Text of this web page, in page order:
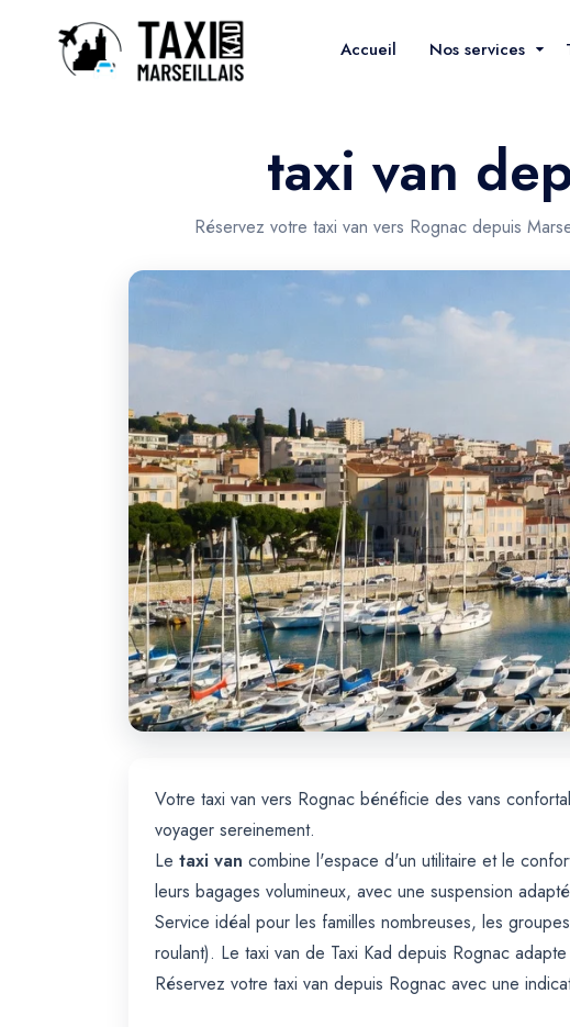
Accueil Nos services
taxi van
Réservez votre taxi van vers Rognac depuis
Votre taxi van vers Rognac bénéficie des vans
voyager sereinement.
Le taxi van combine l'espace d'un utilitaire et le
leurs bagages volumineux, avec une suspension
Service idéal pour les familles nombreuses, les
roulant). Le taxi van de Taxi Kad depuis Rognac
Réservez votre taxi van depuis Rognac avec une